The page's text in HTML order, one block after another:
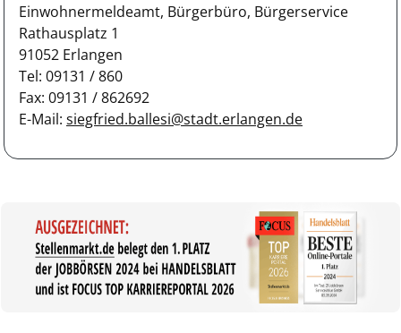
Einwohnermeldeamt, Bürgerbüro, Bürgerservice
Rathausplatz 1
91052 Erlangen
Tel: 09131 / 860
Fax: 09131 / 862692
E-Mail: siegfried.ballesi@stadt.erlangen.de